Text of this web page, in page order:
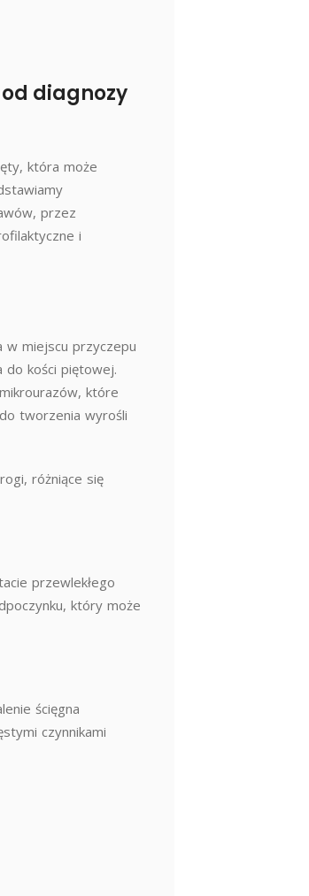
diagnozy
która może
przez
i
miejscu przyczepu
do kości piętowej.
które
tworzenia wyrośli
różniące się
przewlekłego
który może
ścięgna
czynnikami